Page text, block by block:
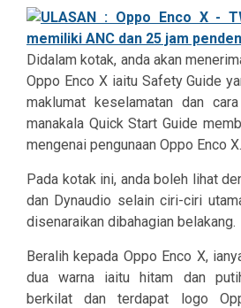
Didalam kotak, anda akan
Oppo Enco X iaitu Safety Guide
maklumat keselamatan dan
manakala Quick Start Guide
mengenai pengunaan Oppo Enco X.
Pada kotak ini, anda boleh lihat
dan Dynaudio selain ciri-ciri
disenaraikan dibahagian belakang.
Beralih kepada Oppo Enco X,
dua warna iaitu hitam dan
berkilat dan terdapat logo